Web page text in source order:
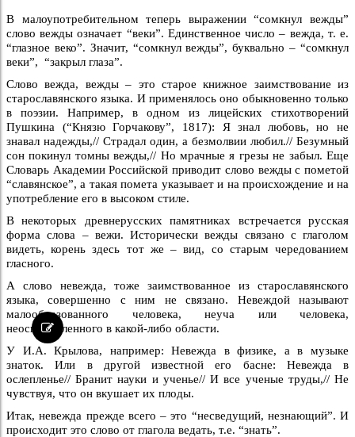
В малоупотребительном теперь выражении “сомкнул вежды”
слово вежды означает “веки”. Единственное число – вежда, т. е.
“глазное веко”. Значит, “сомкнул вежды”, буквально – “сомкнул
веки”, “закрыл глаза”.
Слово вежда, вежды – это старое книжное заимствование из
старославянского языка. И применялось оно обыкновенно только
в поэзии. Например, в одном из лицейских стихотворений
Пушкина (“Князю Горчакову”, 1817): Я знал любовь, но не
знавал надежды,// Страдал один, а безмолвии любил.// Безумный
сон покинул томны вежды,// Но мрачные я грезы не забыл. Еще
Словарь Академии Российской приводит слово вежды с пометой
“славянское”, а такая помета указывает и на происхождение и на
употребление его в высоком стиле.
В некоторых древнерусских памятниках встречается русская
форма слова – вежи. Исторически вежды связано с глаголом
видеть, корень здесь тот же – вид, со старым чередованием
гласного.
А слово невежда, тоже заимствованное из старославянского
языка, совершенно с ним не связано. Невеждой называют
малообразованного человека, неуча или человека,
неосведомленного в какой-либо области.
У И.А. Крылова, например: Невежда в физике, а в музыке
знаток. Или в другой известной его басне: Невежда в
ослепленье// Бранит науки и ученье// И все ученые труды,// Не
чувствуя, что он вкушает их плоды.
Итак, невежда прежде всего – это “несведущий, незнающий”. И
происходит это слово от глагола ведать, т.е. “знать”.